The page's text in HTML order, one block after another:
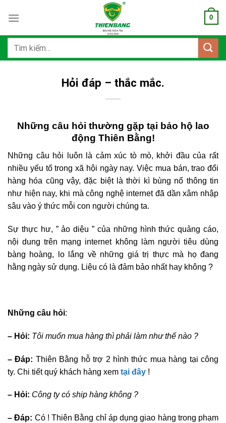
qua
dung
0
Tìm
Hỏi đáp – thắc mắc.
Những câu hỏi thường gặp tại bảo hộ lao
động Thiên Bằng!
Những câu hỏi luôn là cảm xúc tò mò, khởi đầu của rất
nhiều yếu tố trong xã hội ngày nay. Việc mua bán, trao đổi
hàng hóa cũng vậy, đặc biệt là thời kì bùng nổ thông tin
như hiện nay, khi mà công nghệ internet đã dần xâm nhập
sâu vào ý thức mỗi con người chúng ta.
Sự thực hư, ” ảo diệu ” của những hình thức quảng cáo,
nội dung trên mạng internet không làm người tiêu dùng
bàng hoàng, lo lắng về những giá trị thực mà họ đang
hằng ngày sử dụng. Liệu có là đảm bảo nhất hay không ?
Những câu hỏi:
– Hỏi: Tôi muốn mua hàng thì phải làm như thế nào ?
– Đáp: Thiên Bằng hỗ trợ 2 hình thức mua hàng tại công
ty. Chi tiết quý khách hàng xem tại đây !
– Hỏi: Công ty có ship hàng không ?
– Đáp: Có ! Thiên Bằng chỉ áp dụng giao hàng trong phạm